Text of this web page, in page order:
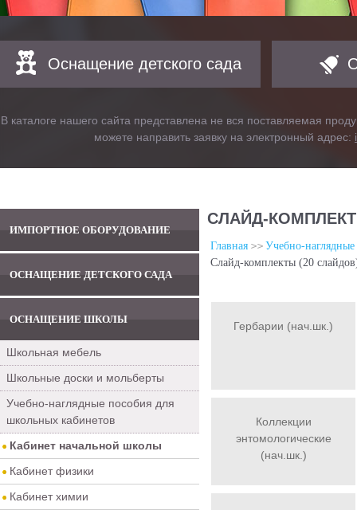
Оснащение детского сада
В каталоге нашего сайта представлена не вся поставляемая
можете направить заявку на электронный адрес:
ИМПОРТНОЕ ОБОРУДОВАНИЕ
ОСНАЩЕНИЕ ДЕТСКОГО САДА
ОСНАЩЕНИЕ ШКОЛЫ
Школьная мебель
Школьные доски и мольберты
Учебно-наглядные пособия для
школьных кабинетов
Кабинет начальной школы
Кабинет физики
Кабинет химии
СЛАЙД-
Главная
Учебно-
Слайд-комплекты (20
Гербарии (нач.шк.)
Коллекции
энтомологические
(нач.шк.)